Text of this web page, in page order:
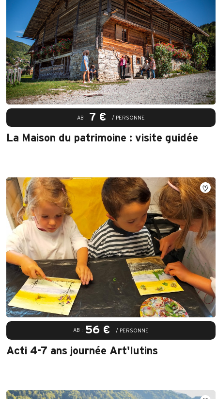
AB : 7 € / PERSONNE
La Maison du patrimoine : visite guidée
AB : 56 € / PERSONNE
Acti 4-7 ans journée Art'lutins